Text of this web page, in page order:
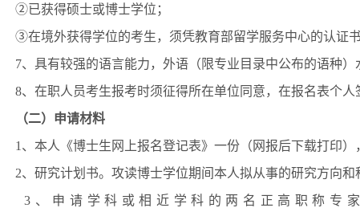
②已获得硕士或博士学位；
③在境外获得学位的考生，须凭教育部留学服务中心的认证书
7、具有较强的语言能力，外语（限专业目录中公布的语种）
8、在职人员考生报考时须征得所在单位同意，在报名表个人
（二）申请材料
1 、本人《博士生网上报名登记表》一份（网报后下载打印）
2、研究计划书。攻读博士学位期间本人拟从事的研究方向和
3 、申请学科或相近学科的两名正高职称专